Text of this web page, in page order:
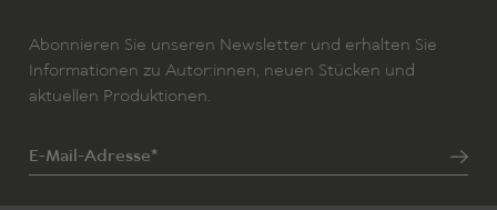
Abonnieren Sie unseren Newsletter und erhalten Sie
Informationen zu Autor:innen, neuen Stücken und
aktuellen Produktionen.
E-Mail-Adresse*